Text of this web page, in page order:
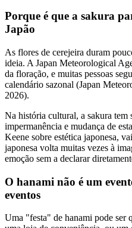
Porque é que a sakura
Japão
As flores de cerejeira duram
ideia. A Japan Meteorological
da floração, e muitas pessoas
calendário sazonal (Japan
2026).
Na história cultural, a sakura tem
impermanência e mudança de
Keene sobre estética japonesa,
japonesa volta muitas vezes à
emoção sem a declarar
O hanami não é um
eventos
Uma "festa" de hanami pode ser